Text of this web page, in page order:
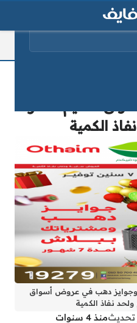
الكمية
لمدة 7 شهور وجوايز دهب في عروض أسواق
نفاذ الكمية
تحديثمنذ 4 سنوات